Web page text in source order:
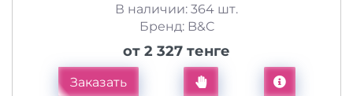
В наличии: 364 шт.
Бренд: B&C
от 2 327 тенге
Заказать